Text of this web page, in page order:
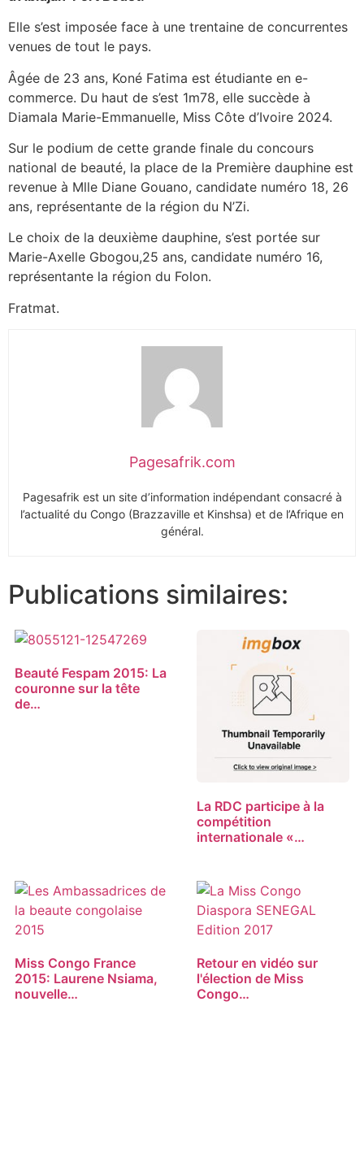
Elle s’est imposée face à une trentaine de concurrentes
venues de tout le pays.
Âgée de 23 ans, Koné Fatima est étudiante en e-
commerce. Du haut de s’est 1m78, elle succède à
Diamala Marie-Emmanuelle, Miss Côte d’Ivoire 2024.
Sur le podium de cette grande finale du concours
national de beauté, la place de la Première dauphine est
revenue à Mlle Diane Gouano, candidate numéro 18, 26
ans, représentante de la région du N’Zi.
Le choix de la deuxième dauphine, s’est portée sur
Marie-Axelle Gbogou,25 ans, candidate numéro 16,
représentante la région du Folon.
Fratmat.
Pagesafrik.com
Pagesafrik est un site d’information indépendant consacré à
l’actualité du Congo (Brazzaville et Kinshsa) et de l’Afrique en
général.
Publications similaires:
Beauté Fespam 2015: La
couronne sur la tête
de…
La RDC participe à la
compétition
internationale «…
Miss Congo France
2015: Laurene Nsiama,
nouvelle…
Retour en vidéo sur
l'élection de Miss
Congo…